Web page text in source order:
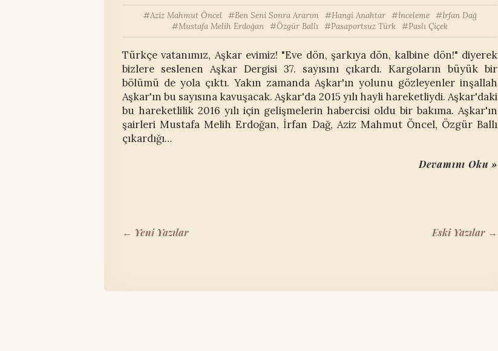
Aziz Mahmut Öncel Ben Seni Sonra Ararım Hangi Anahtar İnceleme
İrfan Dağ
Mustafa Melih Erdoğan
Özgür Ballı Pasaportsuz Türk Paslı Çiçek
Türkçe vatanımız, Aşkar evimiz! "Eve dön, şarkıya dön, kalbine dön!" diyerek
bizlere seslenen Aşkar Dergisi 37. sayısını çıkardı. Kargoların büyük bir
bölümü de yola çıktı. Yakın zamanda Aşkar'ın yolunu gözleyenler inşallah
Aşkar'ın bu sayısına kavuşacak. Aşkar'da 2015 yılı hayli hareketliydi. Aşkar'daki
bu hareketlilik 2016 yılı için gelişmelerin habercisi oldu bir bakıma. Aşkar'ın
şairleri Mustafa Melih Erdoğan, İrfan Dağ, Aziz Mahmut Öncel, Özgür Ballı
çıkardığı…
Devamını Oku »
← Yeni Yazılar Eski Yazılar →